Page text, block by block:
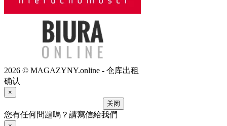
2026 © MAGAZYNY.online - 仓库出租
确认
×
关闭
您有任何問題嗎？請寫信給我們